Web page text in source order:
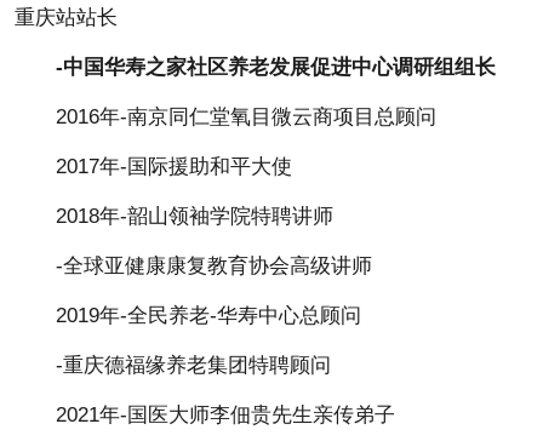
重庆站站长
-中国华寿之家社区养老发展促进中心调研组组长
2016年-南京同仁堂氧目微云商项目总顾问
2017年-国际援助和平大使
2018年-韶山领袖学院特聘讲师
-全球亚健康康复教育协会高级讲师
2019年-全民养老-华寿中心总顾问
-重庆德福缘养老集团特聘顾问
2021年-国医大师李佃贵先生亲传弟子